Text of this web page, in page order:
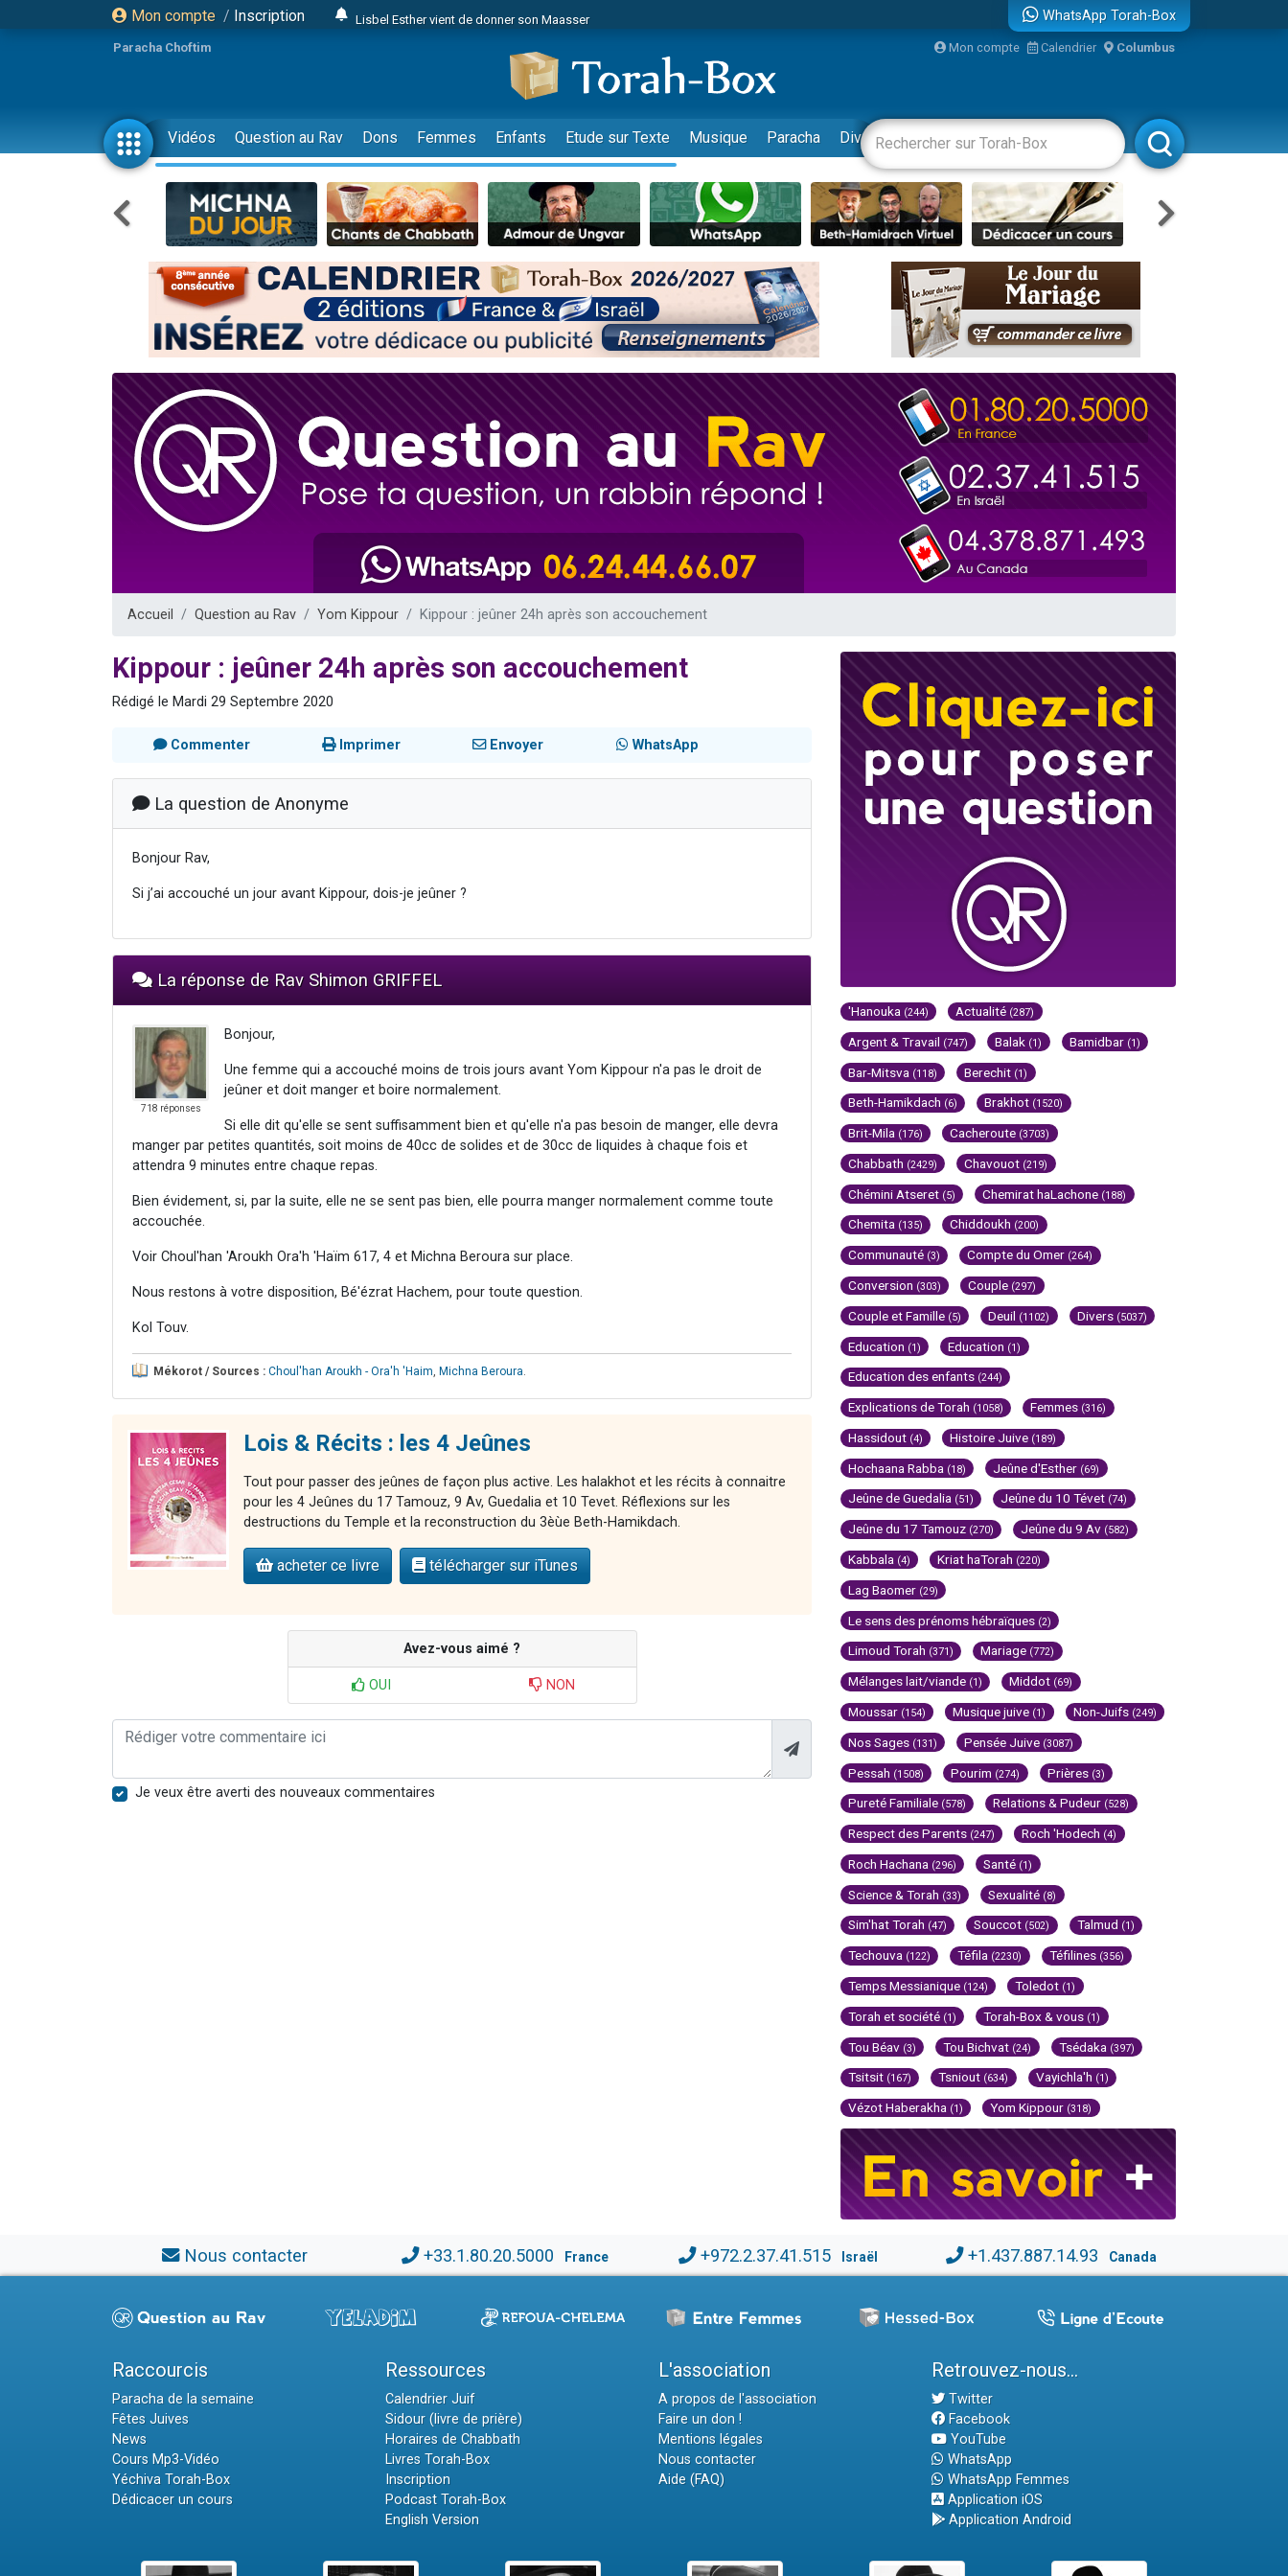
Mon compte / Inscription
Lisbel Esther vient de donner son Maasser
3 personnes viennent de nous rejoindre sur WhatsApp
11 personnes viennent de demander une bénédiction
3 personnes viennent de faire un don pour Diane, 80 ans, dans un appartement insalubre
Il reste 49 places pour étudier en groupe sur Zoom
2 personnes viennent de nous rejoindre sur WhatsApp
29 personnes viennent de demander une bénédiction
Il reste 49 places pour étudier en groupe sur Zoom
2 personnes viennent de nous rejoindre sur WhatsApp
6 personnes viennent de nous rejoindre sur WhatsApp
4 personnes viennent de faire un don pour Reloger Rivka, 6 enfants, victime de violences...
2 personnes viennent de faire un don pour 1 Journée de Vacances Pour les Enfants
4 personnes viennent de nous rejoindre sur WhatsApp
17 personnes viennent de demander une bénédiction
Il reste 49 places pour étudier en groupe sur Zoom
4 personnes viennent de nous rejoindre sur WhatsApp
3 personnes viennent de nous rejoindre sur WhatsApp
3 personnes viennent de faire un don pour Événements Torah-Box
WhatsApp Torah-Box
Paracha Choftim Mon compte Calendrier Columbus
Vidéos Question au Rav Dons Femmes Enfants Etude sur Texte Musique Paracha Divertissements Livres Rabbanim
Accueil Question au Rav Yom Kippour Kippour : jeûner 24h après son accouchement
Kippour : jeûner 24h après son accouchement
Rédigé le Mardi 29 Septembre 2020
Commenter Imprimer Envoyer WhatsApp
La question de Anonyme
Bonjour Rav,
Si j’ai accouché un jour avant Kippour, dois-je jeûner ?
La réponse de Rav Shimon GRIFFEL
718 réponses
Bonjour,
Une femme qui a accouché moins de trois jours avant Yom Kippour n'a pas le droit de
jeûner et doit manger et boire normalement.
Si elle dit qu'elle se sent suffisamment bien et qu'elle n'a pas besoin de manger, elle devra
manger par petites quantités, soit moins de 40cc de solides et de 30cc de liquides à chaque fois et
attendra 9 minutes entre chaque repas.
Bien évidement, si, par la suite, elle ne se sent pas bien, elle pourra manger normalement comme toute
accouchée.
Voir Choul'han 'Aroukh Ora'h 'Haïm 617, 4 et Michna Beroura sur place.
Nous restons à votre disposition, Bé'ézrat Hachem, pour toute question.
Kol Touv.
Mékorot / Sources : Choul'han Aroukh - Ora'h 'Haim Michna Beroura
Lois & Récits : les 4 Jeûnes
Tout pour passer des jeûnes de façon plus active. Les halakhot et les récits à connaitre
pour les 4 Jeûnes du 17 Tamouz, 9 Av, Guedalia et 10 Tevet. Réflexions sur les
destructions du Temple et la reconstruction du 3èùe Beth-Hamikdach.
acheter ce livre télécharger sur iTunes
Avez-vous aimé ?
OUI NON
Je veux être averti des nouveaux commentaires
'Hanouka (244) Actualité (287)
Argent & Travail (747) Balak (1) Bamidbar (1)
Bar-Mitsva (118) Berechit (1)
Beth-Hamikdach (6) Brakhot (1520)
Brit-Mila (176) Cacheroute (3703)
Chabbath (2429) Chavouot (219)
Chémini Atseret (5) Chemirat haLachone (188)
Chemita (135) Chiddoukh (200)
Communauté (3) Compte du Omer (264)
Conversion (303) Couple (297)
Couple et Famille (5) Deuil (1102) Divers (5037)
Education (1) Education (1)
Education des enfants (244)
Explications de Torah (1058) Femmes (316)
Hassidout (4) Histoire Juive (189)
Hochaana Rabba (18) Jeûne d'Esther (69)
Jeûne de Guedalia (51) Jeûne du 10 Tévet (74)
Jeûne du 17 Tamouz (270) Jeûne du 9 Av (582)
Kabbala (4) Kriat haTorah (220)
Lag Baomer (29)
Le sens des prénoms hébraïques (2)
Limoud Torah (371) Mariage (772)
Mélanges lait/viande (1) Middot (69)
Moussar (154) Musique juive (1) Non-Juifs (249)
Nos Sages (131) Pensée Juive (3087)
Pessah (1508) Pourim (274) Prières (3)
Pureté Familiale (578) Relations & Pudeur (528)
Respect des Parents (247) Roch 'Hodech (4)
Roch Hachana (296) Santé (1)
Science & Torah (33) Sexualité (8)
Sim'hat Torah (47) Souccot (502) Talmud (1)
Techouva (122) Téfila (2230) Téfilines (356)
Temps Messianique (124) Toledot (1)
Torah et société (1) Torah-Box & vous (1)
Tou Béav (3) Tou Bichvat (24) Tsédaka (397)
Tsitsit (167) Tsniout (634) Vayichla'h (1)
Vézot Haberakha (1) Yom Kippour (318)
Nous contacter +33.1.80.20.5000 France +972.2.37.41.515 Israël +1.437.887.14.93 Canada
Raccourcis
Paracha de la semaine
Fêtes Juives
News
Cours Mp3-Vidéo
Yéchiva Torah-Box
Dédicacer un cours
Ressources
Calendrier Juif
Sidour (livre de prière)
Horaires de Chabbath
Livres Torah-Box
Inscription
Podcast Torah-Box
English Version
L'association
A propos de l'association
Faire un don !
Mentions légales
Nous contacter
Aide (FAQ)
Retrouvez-nous...
Twitter
Facebook
YouTube
WhatsApp
WhatsApp Femmes
Application iOS
Application Android